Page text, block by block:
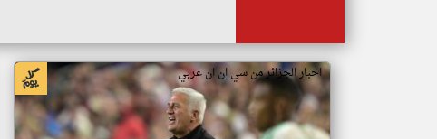
اخبار الجزائر من سي ان ان عربي